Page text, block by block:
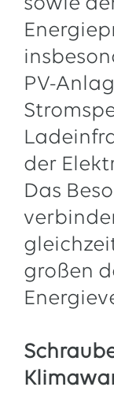
sowie
PV-
der
Das
großen
13.07.2026
EWE
Neue
30.06.2026
Spatenstich für
Salzgitter AG
Alle